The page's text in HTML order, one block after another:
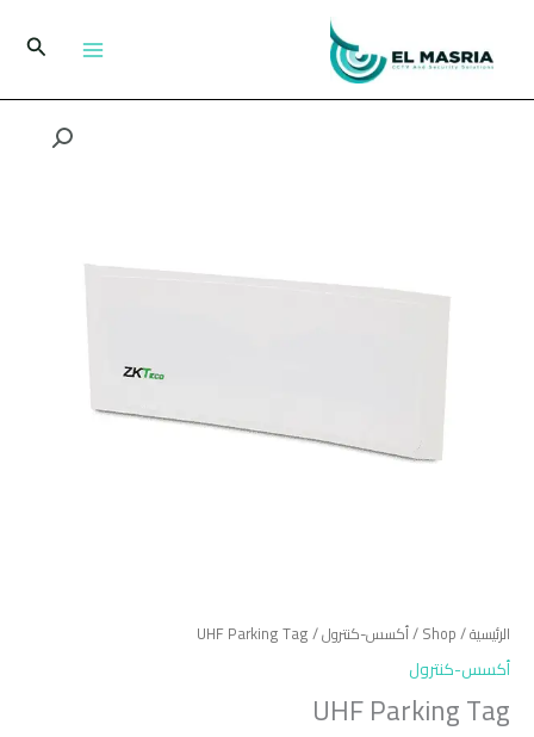
المحتوى
البحث
الرئيسية/
Shop
/أكسس-كنترول/ UHF Parking Tag
أكسس-كنترول
UHF Parking Tag